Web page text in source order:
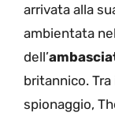
arrivata alla
ambientata
dell’
britannico.
spionaggio,